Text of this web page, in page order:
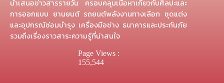
นำเสนอข่าวสารรายวัน ครอบคลุมเนื้อหาเกี่ยวกับศิลปะและ
การออกแบบ ยานยนต์ รถยนต์พลังงานทางเลือก ชุดแต่ง
และอุปกรณ์ซ่อมบำรุง เครื่องมือช่าง ธนาคารและประกันภัย
รวมถึงเรื่องราวสาระความรู้ที่น่าสนใจ
Page Views :
155,544